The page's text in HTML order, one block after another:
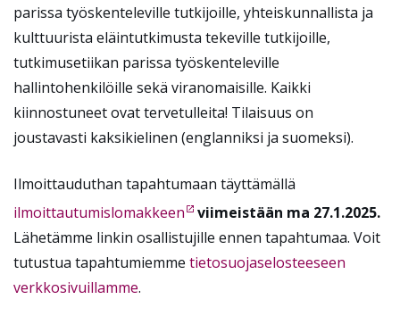
parissa työskenteleville tutkijoille, yhteiskunnallista ja
kulttuurista eläintutkimusta tekeville tutkijoille,
tutkimusetiikan parissa työskenteleville
hallintohenkilöille sekä viranomaisille. Kaikki
kiinnostuneet ovat tervetulleita! Tilaisuus on
joustavasti kaksikielinen (englanniksi ja suomeksi).
Ilmoittauduthan tapahtumaan täyttämällä
ilmoittautumislomakkeen
viimeistään ma 27.1.2025.
Lähetämme linkin osallistujille ennen tapahtumaa. Voit
tutustua tapahtumiemme tietosuojaselosteeseen
verkkosivuillamme.